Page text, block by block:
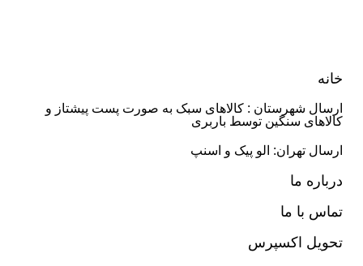
خانه
ارسال شهرستان : کالاهای سبک به صورت پست پیشتاز و
کالاهای سنگین توسط باربری
ارسال تهران: الو پیک و اسنپ
درباره ما
تماس با ما
تحویل اکسپرس